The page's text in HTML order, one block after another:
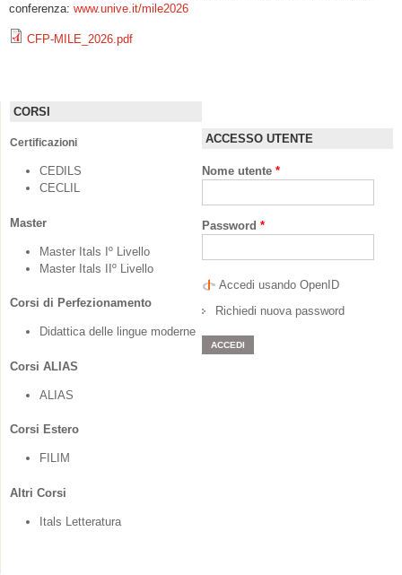
conferenza: www.unive.it/mile2026
CFP-MILE_2026.pdf
CORSI
Certificazioni
CEDILS
CECLIL
Master
Master Itals Iº Livello
Master Itals IIº Livello
Corsi di Perfezionamento
Didattica delle lingue moderne
Corsi ALIAS
ALIAS
Corsi Estero
FILIM
Altri Corsi
Itals Letteratura
ACCESSO UTENTE
Nome utente *
Password *
Accedi usando OpenID
Richiedi nuova password